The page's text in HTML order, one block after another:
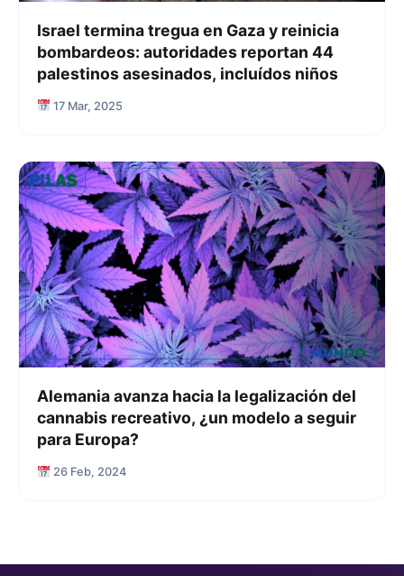
Israel termina tregua en Gaza y reinicia
bombardeos: autoridades reportan 44
palestinos asesinados, incluídos niños
17 Mar, 2025
Alemania avanza hacia la legalización del
cannabis recreativo, ¿un modelo a seguir
para Europa?
26 Feb, 2024